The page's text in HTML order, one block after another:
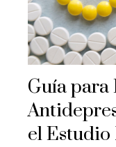
Guía para
el Estudio